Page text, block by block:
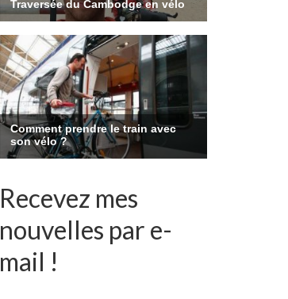
Recevez mes
nouvelles par e-
mail !